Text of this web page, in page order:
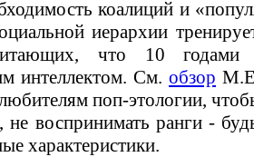
коалиций и
иерархии
что 10 годами
интеллектом. См. обзор
поп-этологии,
не воспринимать ранги -
характеристики.